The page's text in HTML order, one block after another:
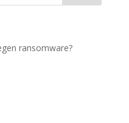
ransomware?